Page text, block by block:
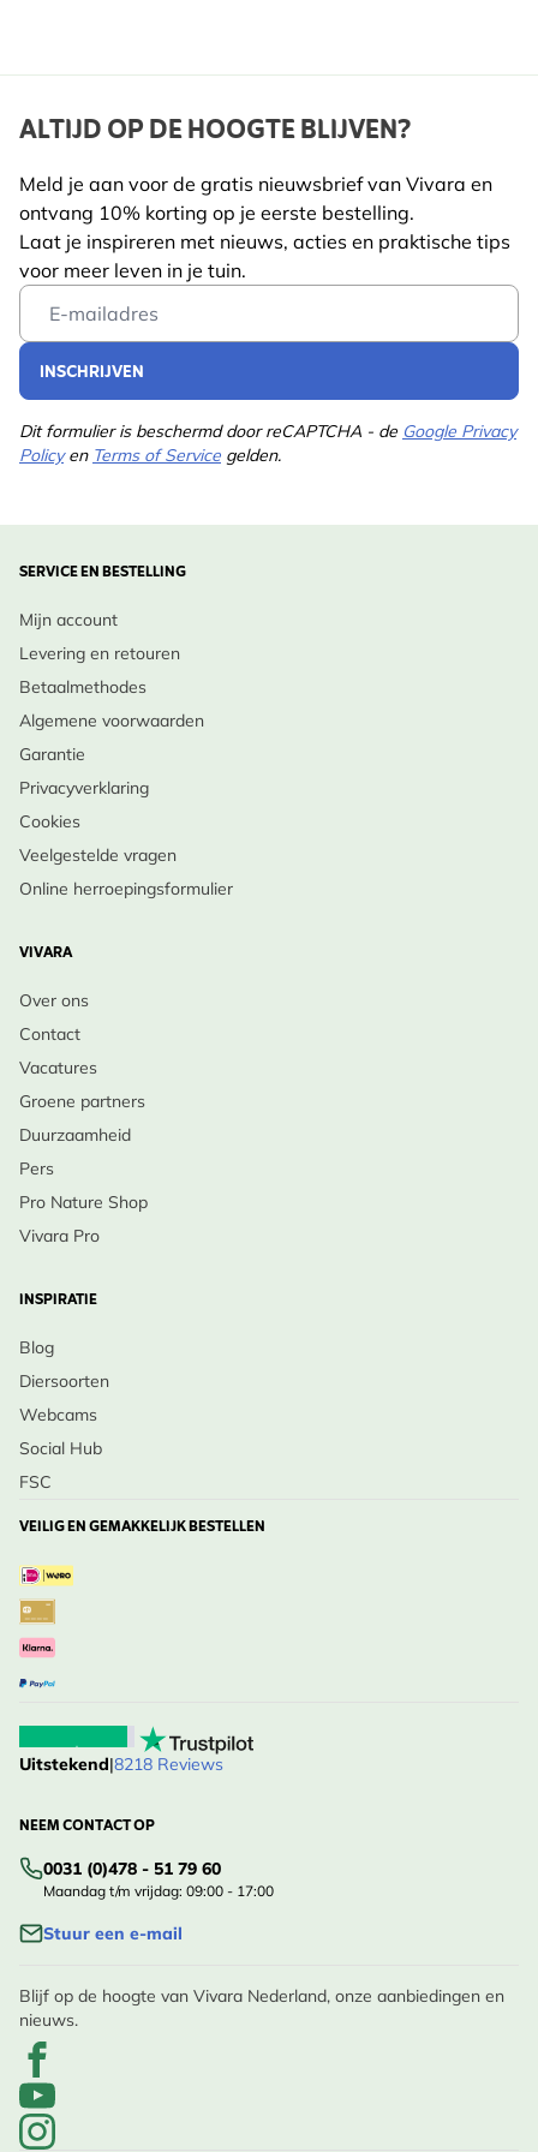
ALTIJD OP DE HOOGTE BLIJVEN?
Meld je aan voor de gratis nieuwsbrief van Vivara en
ontvang 10% korting op je eerste bestelling.
Laat je inspireren met nieuws, acties en praktische tips
voor meer leven in je tuin.
Email Address
INSCHRIJVEN
Dit formulier is beschermd door reCAPTCHA - de Google Privacy
Policyen Terms of Service gelden.
SERVICE EN BESTELLING
Mijn account
Levering en retouren
Betaalmethodes
Algemene voorwaarden
Garantie
Privacyverklaring
Cookies
Veelgestelde vragen
Online herroepingsformulier
VIVARA
Over ons
Contact
Vacatures
Groene partners
Duurzaamheid
Pers
Pro Nature Shop
Vivara Pro
INSPIRATIE
Blog
Diersoorten
Webcams
Social Hub
FSC
VEILIG EN GEMAKKELIJK BESTELLEN
Uitstekend|8218 Reviews
NEEM CONTACT OP
0031 (0)478 - 51 79 60
Maandag t/m vrijdag: 09:00 - 17:00
Stuur een e-mail
Blijf op de hoogte van Vivara Nederland, onze aanbiedingen en
nieuws.